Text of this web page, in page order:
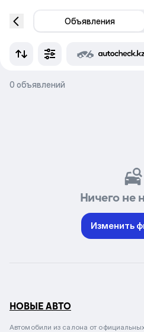
Объявления
0 объявлений
Ничего не
Изменить
НОВЫЕ АВТО
Автомобили из салона от